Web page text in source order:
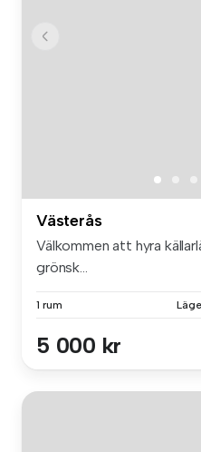
Västerås
Välkommen att hyra
grönsk...
1 rum
5 000 kr